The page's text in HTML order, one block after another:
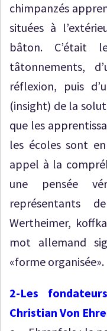
chimpanzés
situées à
bâton. C’était
tâtonnements,
réflexion, puis
(insight) de la
que les
les écoles sont
appel à la
une pensée
représentants
Wertheimer,
mot allemand
«forme organisée».
2-Les
Christian Von